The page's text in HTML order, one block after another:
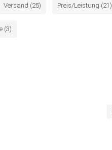
Versand (25) Preis/Leistung (21)
(3)